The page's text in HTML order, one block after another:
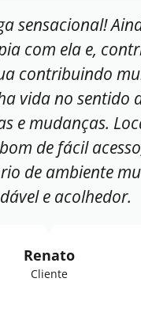
sensacional!
com ela e,
contribuindo
vida no sentido
e mudanças.
de fácil
de ambiente
e acolhedor.
Renato
Cliente